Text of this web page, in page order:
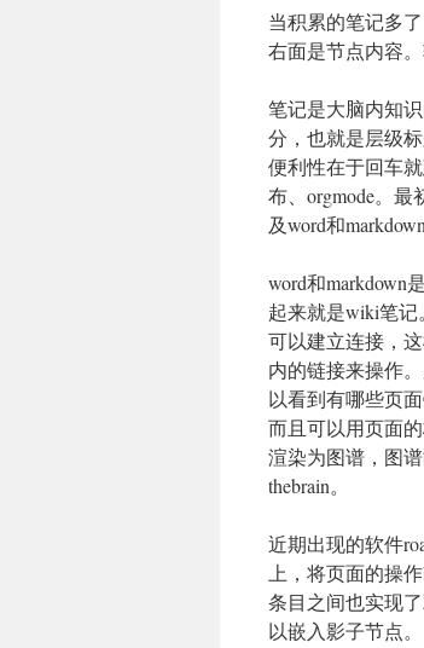
当积累的笔记多
右面是节点内容。
笔记是大脑内知
分，也就是层级
便利性在于回车
布、orgmode。
及word和
word和markdown
起来就是wiki笔
可以建立连接，
内的链接来操作
以看到有哪些页
而且可以用页面
渲染为图谱，图
thebrain。
近期出现的软件
上，将页面的操
条目之间也实现
以嵌入影子节点。